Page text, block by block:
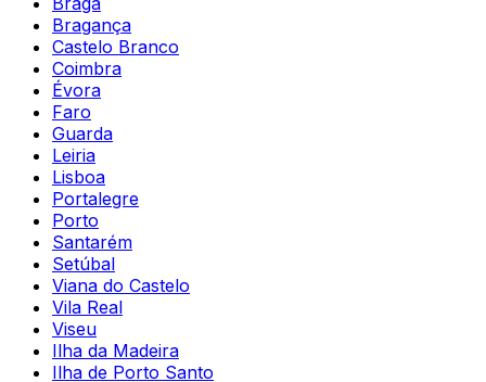
Bragança
Castelo Branco
Coimbra
Évora
Faro
Guarda
Leiria
Lisboa
Portalegre
Porto
Santarém
Setúbal
Viana do Castelo
Vila Real
Viseu
Ilha da Madeira
Ilha de Porto Santo